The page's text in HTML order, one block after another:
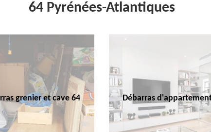
64 Pyrénées-Atlantiques
grenier et cave 64 Débarras